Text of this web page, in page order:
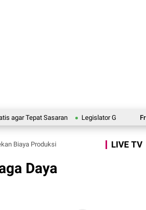
Sasaran Legislator Gerindra Marlyn
Biaya Produksi
Daya
LIVE TV